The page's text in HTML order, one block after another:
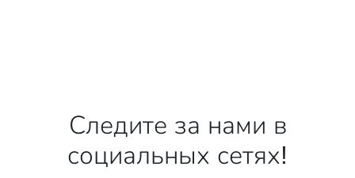
Следите за нами в
социальных сетях!